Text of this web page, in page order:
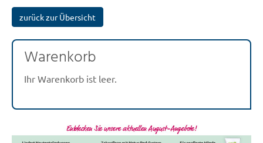
zurück zur Übersicht
Warenkorb
Ihr Warenkorb ist leer.